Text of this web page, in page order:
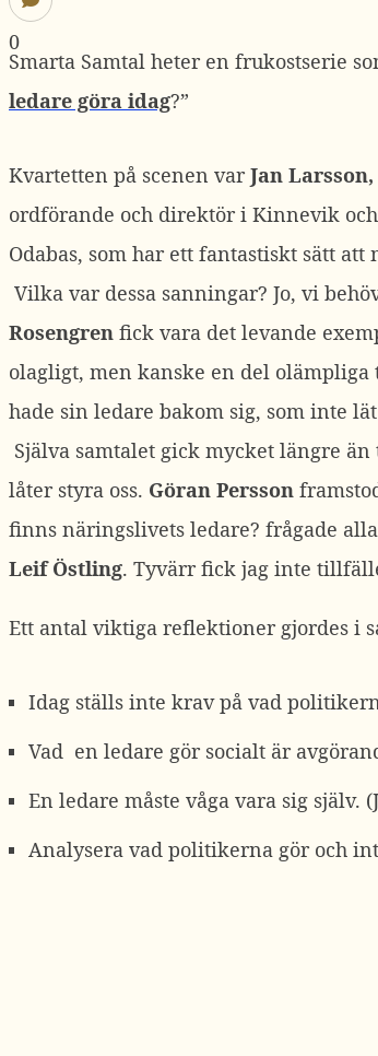
0
Smarta Samtal heter en frukostserie
ledare göra idag?”
Kvartetten på scenen var Jan Larsson,
ordförande och direktör i Kinnevik och
Odabas, som har ett fantastiskt sätt
Vilka var dessa sanningar? Jo, vi
Rosengren fick vara det levande
olagligt, men kanske en del olämpliga
hade sin ledare bakom sig, som inte
Själva samtalet gick mycket längre
låter styra oss. Göran Persson
finns näringslivets ledare? frågade
Leif Östling. Tyvärr fick jag inte
Ett antal viktiga reflektioner gjordes i
Idag ställs inte krav på vad
Vad en ledare gör socialt är
En ledare måste våga vara sig själv.
Analysera vad politikerna gör och